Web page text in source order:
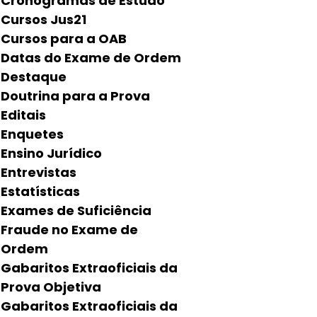
Cursos Jus21
Cursos para a OAB
Datas do Exame de Ordem
Destaque
Doutrina para a Prova
Editais
Enquetes
Ensino Jurídico
Entrevistas
Estatísticas
Exames de Suficiência
Fraude no Exame de
Ordem
Gabaritos Extraoficiais da
Prova Objetiva
Gabaritos Extraoficiais da